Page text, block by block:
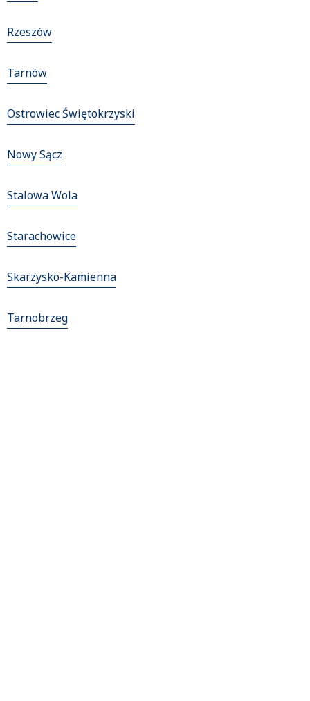
Rzeszów
Tarnów
Ostrowiec Świętokrzyski
Nowy Sącz
Stalowa Wola
Starachowice
Skarzysko-Kamienna
Tarnobrzeg